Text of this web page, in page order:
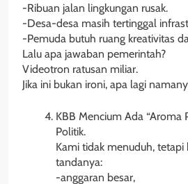
-Ribuan jalan lingkungan rusak.
-Desa-desa masih tertinggal
-Pemuda butuh ruang kreativitas
Lalu apa jawaban pemerintah?
Videotron ratusan miliar.
Jika ini bukan ironi, apa lagi
KBB Mencium Ada “Aroma
Politik.
Kami tidak menuduh,
tandanya:
-anggaran besar,